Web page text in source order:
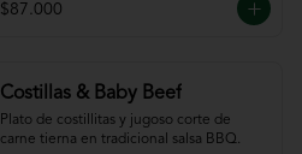
$87.000
Costillas & Baby Beef
Plato de costillitas y jugoso corte de
carne tierna en tradicional salsa BBQ.